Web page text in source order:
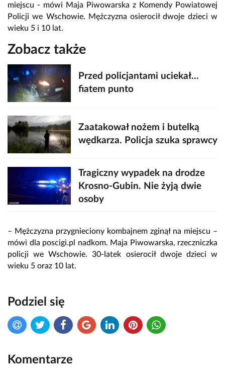
miejscu - mówi Maja Piwowarska z Komendy Powiatowej
Policji we Wschowie. Mężczyzna osierocił dwoje dzieci w
wieku 5 i 10 lat.
Zobacz także
Przed policjantami uciekał...
fiatem punto
Zaatakował nożem i butelką
wędkarza. Policja szuka sprawcy
Tragiczny wypadek na drodze
Krosno-Gubin. Nie żyją dwie
osoby
– Mężczyzna przygnieciony kombajnem zginął na miejscu –
mówi dla poscigi.pl nadkom. Maja Piwowarska, rzeczniczka
policji we Wschowie. 30-latek osierocił dwoje dzieci w
wieku 5 oraz 10 lat.
Podziel się
Komentarze